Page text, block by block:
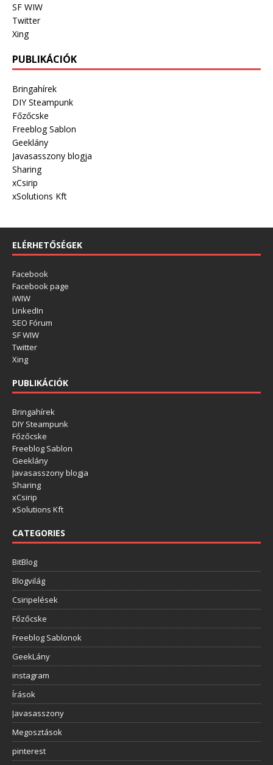
SF WIW
Twitter
Xing
PUBLIKÁCIÓK
Bringahírek
DIY Steampunk
Főzőcske
Freeblog Sablon
Geeklány
Javasasszony blogja
Sharing
xCsirip
xSolutions Kft
ELÉRHETŐSÉGEK
Facebook
Facebook page
iWIW
LinkedIn
SEO Fórum
SF WIW
Twitter
Xing
PUBLIKÁCIÓK
Bringahírek
DIY Steampunk
Főzőcske
Freeblog Sablon
Geeklány
Javasasszony blogja
Sharing
xCsirip
xSolutions Kft
CATEGORIES
BitBlog
Blogvilág
Csiripelések
Főzőcske
Freeblog Sablonok
GeekLány
instagram
Írások
Javasasszony
Megosztások
pinterest